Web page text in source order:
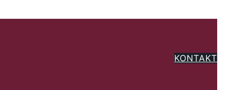
KONTAKT